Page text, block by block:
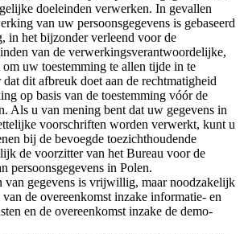
doeleinden verwerken. In gevallen
van uw persoonsgegevens is gebaseerd
in het bijzonder verleend voor de
van de verwerkingsverantwoordelijke,
om uw toestemming te allen tijde in te
dit afbreuk doet aan de rechtmatigheid
op basis van de toestemming vóór de
Als u van mening bent dat uw gegevens in
voorschriften worden verwerkt, kunt u
bij de bevoegde toezichthoudende
de voorzitter van het Bureau voor de
persoonsgegevens in Polen.
van gegevens is vrijwillig, maar noodzakelijk
de overeenkomst inzake informatie- en
en de overeenkomst inzake de demo-